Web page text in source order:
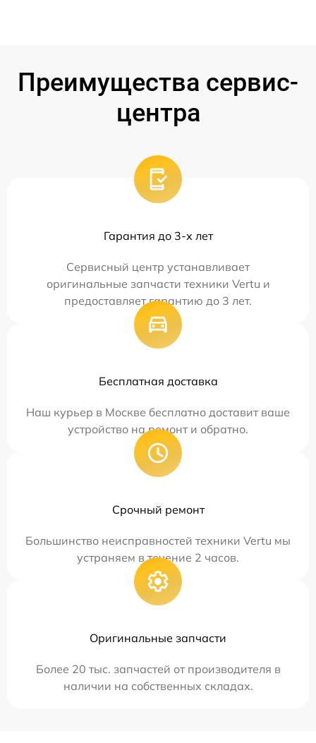
Преимущества сервис-
центра
Гарантия до 3-х лет
Сервисный центр устанавливает
оригинальные запчасти техники Vertu и
предоставляет гарантию до 3 лет.
Бесплатная доставка
Наш курьер в Москве бесплатно доставит ваше
устройство на ремонт и обратно.
Срочный ремонт
Большинство неисправностей техники Vertu мы
устраняем в течение 2 часов.
Оригинальные запчасти
Более 20 тыс. запчастей от производителя в
наличии на собственных складах.